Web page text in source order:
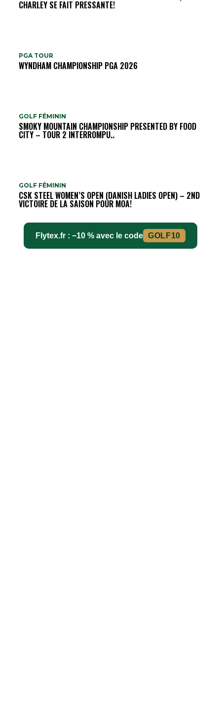
CHARLEY SE FAIT PRESSANTE!
PGA TOUR
WYNDHAM CHAMPIONSHIP PGA 2026
GOLF FÉMININ
SMOKY MOUNTAIN CHAMPIONSHIP PRESENTED BY FOOD
CITY – TOUR 2 INTERROMPU..
GOLF FÉMININ
CSK STEEL WOMEN’S OPEN (DANISH LADIES OPEN) – 2ND
VICTOIRE DE LA SAISON POUR MOA!
Flytex.fr : −10 % avec le code GOLF10